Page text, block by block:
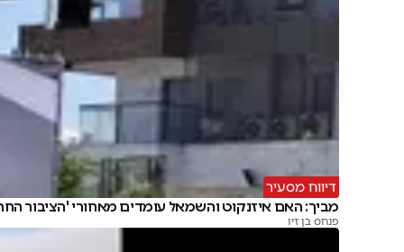
דיווח מסעיר
מביך: האם איזנקוט והשמאל עומדים מאחורי 'הציבור
פנחס בן זיו